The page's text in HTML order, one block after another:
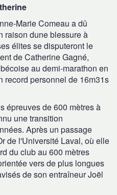
Marie Comeau a dû
raison dune blessure à
élites se disputeront le
de Catherine Gagné,
au demi-marathon en
record personnel de 16m31s
épreuves de 600 mètres à
une transition
Après un passage
de l'Université Laval, où elle
du club au 600 mètres
vers de plus longues
de son entraîneur Joël